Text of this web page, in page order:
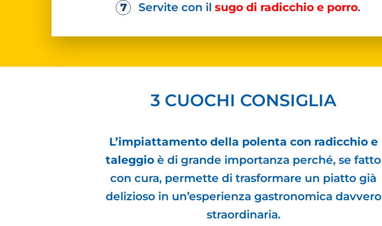
Servite con il sugo di radicchio e porro.
3 CUOCHI CONSIGLIA
L’impiattamento della polenta con radicchio e
taleggio è di grande importanza perché, se fatto
con cura, permette di trasformare un piatto già
delizioso in un’esperienza gastronomica davvero
straordinaria.